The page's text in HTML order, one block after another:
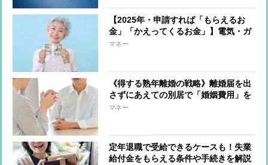
【2025年・申請すれば「もらえるお
金」「かえってくるお金」】電気・ガ
ス料金、子育て支援、防犯対策の補助
マネー
《得する熟年離婚の戦略》離婚届を出
さずにあえての別居で「婚姻費用」を
もらい続ける方法、夫の死後に財産を
マネー
定年退職で受給できるケースも！失業
給付金をもらえる条件や手続きを解説